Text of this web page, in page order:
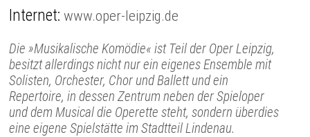
Internet:www.oper-leipzig.de
Die »Musikalische Komödie« ist Teil der Oper Leipzig,
besitzt allerdings nicht nur ein eigenes Ensemble mit
Solisten, Orchester, Chor und Ballett und ein
Repertoire, in dessen Zentrum neben der Spieloper
und dem Musical die Operette steht, sondern überdies
eine eigene Spielstätte im Stadtteil Lindenau.